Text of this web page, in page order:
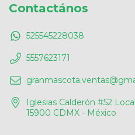
Contactános
525545228038
5557623171
Iglesias Calderón #52
15900 CDMX - México